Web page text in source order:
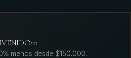
menos desde $150.000.